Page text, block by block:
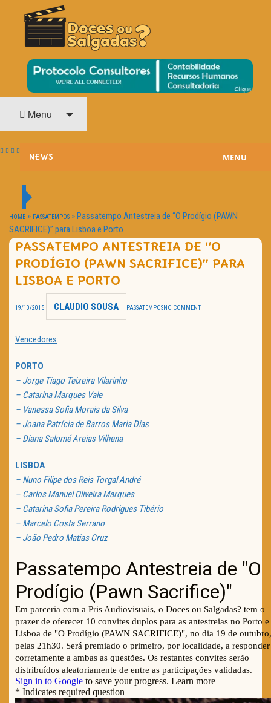
DOCES OU SALGADAS?
O Cinema? Uma Paixão!!
Menu
NEWS
HOME CINEMA
NOTA PESSOAL
MENU
HOME » PASSATEMPOS »Passatempo Antestreia de “O Prodígio (PAWN
SACRIFICE)” para Lisboa e Porto
PASSATEMPO ANTESTREIA DE “O
PRODÍGIO (PAWN SACRIFICE)” PARA
LISBOA E PORTO
19/10/2015 CLAUDIO SOUSA PASSATEMPOSNO COMMENT
Vencedores:
PORTO
– Jorge Tiago Teixeira Vilarinho
– Catarina Marques Vale
– Vanessa Sofia Morais da Silva
– Joana Patrícia de Barros Maria Dias
– Diana Salomé Areias Vilhena
LISBOA
– Nuno Filipe dos Reis Torgal André
– Carlos Manuel Oliveira Marques
– Catarina Sofia Pereira Rodrigues Tibério
– Marcelo Costa Serrano
– João Pedro Matias Cruz